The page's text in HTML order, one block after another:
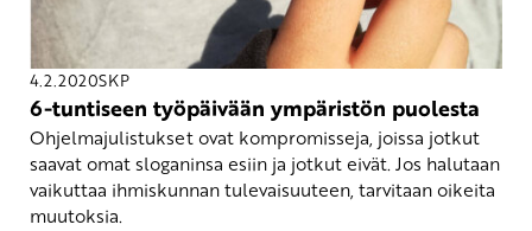
4.2.2020SKP
6-tuntiseen työpäivään ympäristön puolesta
Ohjelmajulistukset ovat kompromisseja, joissa jotkut
saavat omat sloganinsa esiin ja jotkut eivät. Jos halutaan
vaikuttaa ihmiskunnan tulevaisuuteen, tarvitaan oikeita
muutoksia.